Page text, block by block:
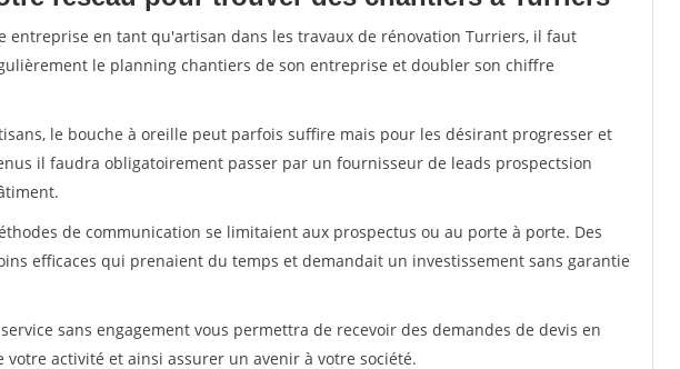
entreprise en tant qu'artisan dans les travaux de rénovation Turriers, il faut
le planning chantiers de son entreprise et doubler son chiffre
le bouche à oreille peut parfois suffire mais pour les désirant progresser et
il faudra obligatoirement passer par un fournisseur de leads prospectsion
de communication se limitaient aux prospectus ou au porte à porte. Des
efficaces qui prenaient du temps et demandait un investissement sans garantie
sans engagement vous permettra de recevoir des demandes de devis en
votre activité et ainsi assurer un avenir à votre société.